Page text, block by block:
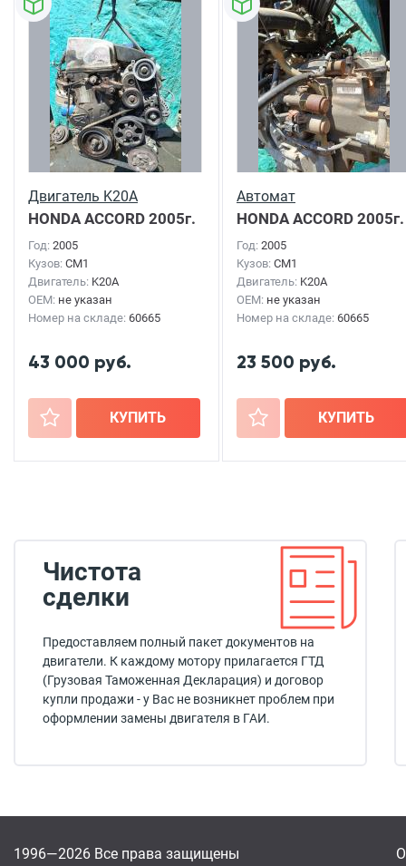
Двигатель K20A
HONDA ACCORD 2005г.
Год: 2005
Кузов: CM1
Двигатель: K20A
OEM: не указан
Номер на складе: 60665
43 000 руб.
+ КУПИТЬ
Автомат
HONDA ACCORD 2005г.
Год: 2005
Кузов: CM1
Двигатель: K20A
OEM: не указан
Номер на складе: 60665
23 500 руб.
+ КУПИТЬ
Чистота
сделки
Предоставляем полный пакет документов на
двигатели. К каждому мотору прилагается ГТД
(Грузовая Таможенная Декларация) и договор
купли продажи - у Вас не возникнет проблем при
оформлении замены двигателя в ГАИ.
1996—2026 Все права защищены